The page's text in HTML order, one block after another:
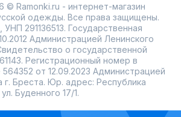
© Ramonki.ru - интернет-магазин
одежды. Все права защищены.
291136513. Государственная
Администрацией Ленинского
о государственной
Регистрационный номер в
от 12.09.2023 Администрацией
г. Бреста. Юр. адрес: Республика
Буденного 17/1.